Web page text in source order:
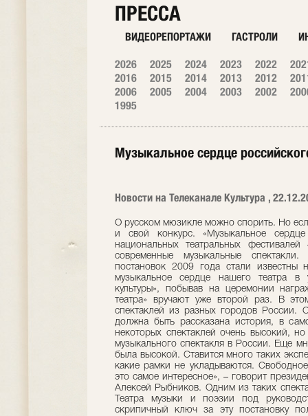
ПРЕССА
ВИДЕОРЕПОРТАЖИ ГАСТРОЛИ
2026 2025 2024 2023 2022
2016
2015 2014 2013 2012
2006
2005 2004 2003 2002
1995
Музыкальное сердце
Новости на Телеканале Культура ,
О русском мюзикле можно спорить. Но
и свой конкурс. «Музыкальное
национальных театральных фестивалей
современные музыкальные
постановок 2009 года стали известны
музыкальное сердце нашего театра
культуры», побывав на церемонии
театра» вручают уже второй раз. В
спектаклей из разных городов России.
должна быть рассказана история, в
некоторых спектаклей очень высокий,
музыкального спектакля в России. Еще
была высокой. Ставится много таких
какие рамки не укладываются.
это самое интересное», – говорит
Алексей Рыбников. Одним из таких
Театра музыки и поэзии под
скрипичный ключ за эту постановку